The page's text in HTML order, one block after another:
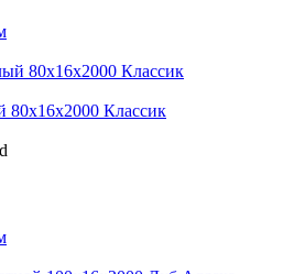
80х16х2000 Классик